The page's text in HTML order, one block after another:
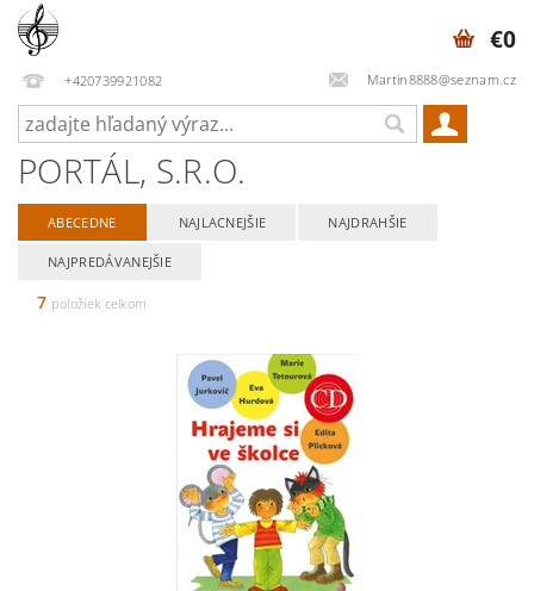
+420739921082 Martin8888@seznam.cz
€0
PORTÁL, S.R.O.
ABECEDNE NAJLACNEJŠIE NAJDRAHŠIE
NAJPREDÁVANEJŠIE
7 položiek celkom